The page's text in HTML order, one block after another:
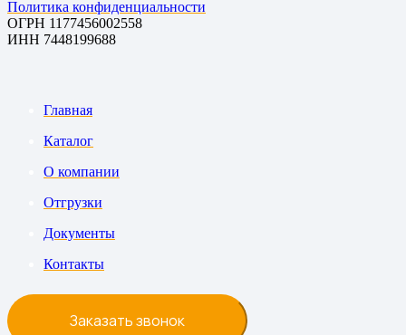
Политика конфиденциальности
ОГРН 1177456002558
ИНН 7448199688
Главная
Каталог
О компании
Отгрузки
Документы
Контакты
Заказать звонок